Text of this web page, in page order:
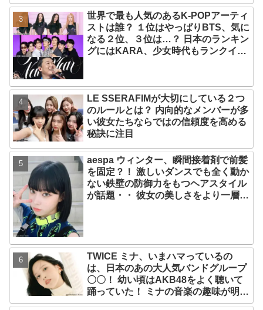
ープ！ デビューシングル「MEOW」
をリリース
世界で最も人気のあるK-POPアーティ
ストは誰？ １位はやっぱりBTS、気に
なる２位、３位は…？ 日本のランキン
グにはKARA、少女時代もランクイ
LE SSERAFIMが大切にしている２つ
のルールとは？ 内向的なメンバーが多
い彼女たちならではの信頼度を高める
秘訣に注目
aespa ウィンター、瞬間接着剤で前髪
を固定？！ 激しいダンスでも全く動か
ない鉄壁の防御力をもつヘアスタイル
が話題・・ 彼女の美しさをより一層引
TWICE ミナ、いまハマっているの
は、日本のあの大人気バンドグループ
〇〇！ 幼い頃はAKB48をよく聴いて
踊っていた！ ミナの音楽の趣味が明ら
かに